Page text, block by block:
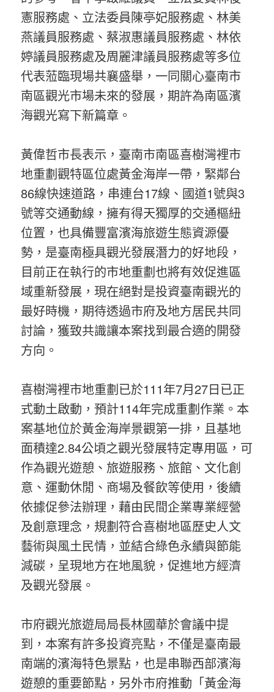
憲服務處、立法委員陳亭妃服務處、林美
燕議員服務處、蔡淑惠議員服務處、林依
婷議員服務處及周麗津議員服務處等多位
代表蒞臨現場共襄盛舉，一同關心臺南市
南區觀光市場未來的發展，期許為南區濱
海觀光寫下新篇章。
黃偉哲市長表示，臺南市南區喜樹灣裡市
地重劃觀特區位處黃金海岸一帶，緊鄰台
86線快速道路，串連台17線、國道1號與3
號等交通動線，擁有得天獨厚的交通樞紐
位置，也具備豐富濱海旅遊生態資源優
勢，是臺南極具觀光發展潛力的好地段，
目前正在執行的市地重劃也將有效促進區
域重新發展，現在絕對是投資臺南觀光的
最好時機，期待透過市府及地方居民共同
討論，獲致共識讓本案找到最合適的開發
方向。
喜樹灣裡市地重劃已於111年7月27日已正
式動土啟動，預計114年完成重劃作業。本
案基地位於黃金海岸景觀第一排，且基地
面積達2.84公頃之觀光發展特定專用區，可
作為觀光遊憩、旅遊服務、旅館、文化創
意、運動休閒、商場及餐飲等使用，後續
依據促參法辦理，藉由民間企業專業經營
及創意理念，規劃符合喜樹地區歷史人文
藝術與風土民情，並結合綠色永續與節能
減碳，呈現地方在地風貌，促進地方經濟
及觀光發展。
市府觀光旅遊局局長林國華於會議中提
到，本案有許多投資亮點，不僅是臺南最
南端的濱海特色景點，也是串聯西部濱海
遊憩的重要節點，另外市府推動「黃金海